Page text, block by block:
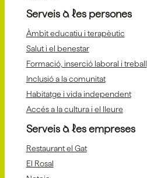
Serveis a les persones
Àmbit educatiu i terapèutic
Salut i el benestar
Formació, inserció laboral i treball
Inclusió a la comunitat
Habitatge i vida independent
Accés a la cultura i el lleure
Serveis a les empreses
Restaurant el Gat
El Rosal